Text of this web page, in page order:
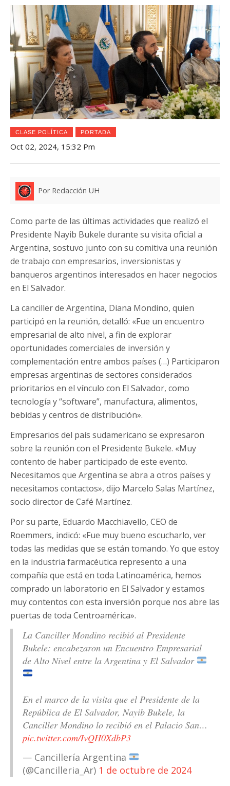
CLASE POLÍTICA PORTADA
Oct 02, 2024, 15:32 Pm
Por Redacción UH
Como parte de las últimas actividades que realizó el
Presidente Nayib Bukele durante su visita oficial a
Argentina, sostuvo junto con su comitiva una reunión
de trabajo con empresarios, inversionistas y
banqueros argentinos interesados en hacer negocios
en El Salvador.
La canciller de Argentina, Diana Mondino, quien
participó en la reunión, detalló: «Fue un encuentro
empresarial de alto nivel, a fin de explorar
oportunidades comerciales de inversión y
complementación entre ambos países (…) Participaron
empresas argentinas de sectores considerados
prioritarios en el vínculo con El Salvador, como
tecnología y “software”, manufactura, alimentos,
bebidas y centros de distribución».
Empresarios del país sudamericano se expresaron
sobre la reunión con el Presidente Bukele. «Muy
contento de haber participado de este evento.
Necesitamos que Argentina se abra a otros países y
necesitamos contactos», dijo Marcelo Salas Martínez,
socio director de Café Martínez.
Por su parte, Eduardo Macchiavello, CEO de
Roemmers, indicó: «Fue muy bueno escucharlo, ver
todas las medidas que se están tomando. Yo que estoy
en la industria farmacéutica represento a una
compañía que está en toda Latinoamérica, hemos
comprado un laboratorio en El Salvador y estamos
muy contentos con esta inversión porque nos abre las
puertas de toda Centroamérica».
La Canciller Mondino recibió al Presidente
Bukele: encabezaron un Encuentro Empresarial
de Alto Nivel entre la Argentina y El Salvador
En el marco de la visita que el Presidente de la
República de El Salvador, Nayib Bukele, la
Canciller Mondino lo recibió en el Palacio San…
pic.twitter.com/IvQH0XdbP3
— Cancillería Argentina
(@Cancilleria_Ar) 1 de octubre de 2024